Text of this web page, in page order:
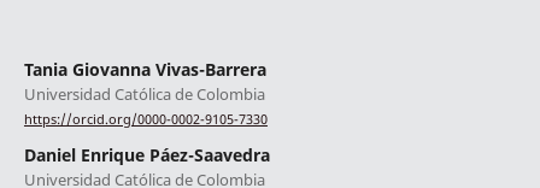
Tania Giovanna Vivas-Barrera
Universidad Católica de Colombia
https://orcid.org/0000-0002-9105-7330
Daniel Enrique Páez-Saavedra
Universidad Católica de Colombia